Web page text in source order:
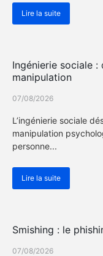
Lire la suite
Ingénierie sociale
manipulation
07/08/2026
L’ingénierie sociale
manipulation
personne...
Lire la suite
Smishing : le
07/08/2026